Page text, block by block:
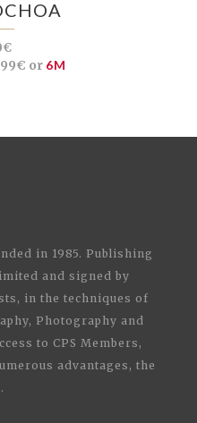
or 6M
in 1985. Publishing
and signed by
in the techniques of
Photography and
to CPS Members,
advantages, the